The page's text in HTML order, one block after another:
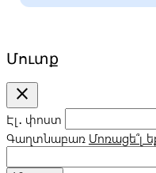
Մուտք
close
Էլ․ փոստ
Գաղտնաբառ Մոռացե՞լ